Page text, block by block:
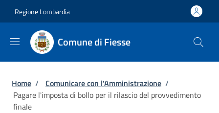
Regione Lombardia
Comune di Fiesse
Briciole di pane
Home / Comunicare con l'Amministrazione /
Pagare l'imposta di bollo per il rilascio del provvedimento
finale